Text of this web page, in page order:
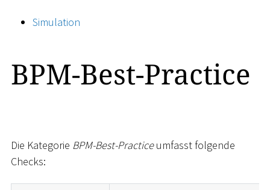
Simulation
BPM-Best-Practice
Die Kategorie BPM-Best-Practiceumfasst folgende
Checks: